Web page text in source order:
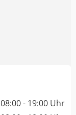
08:00 - 19:00 Uhr